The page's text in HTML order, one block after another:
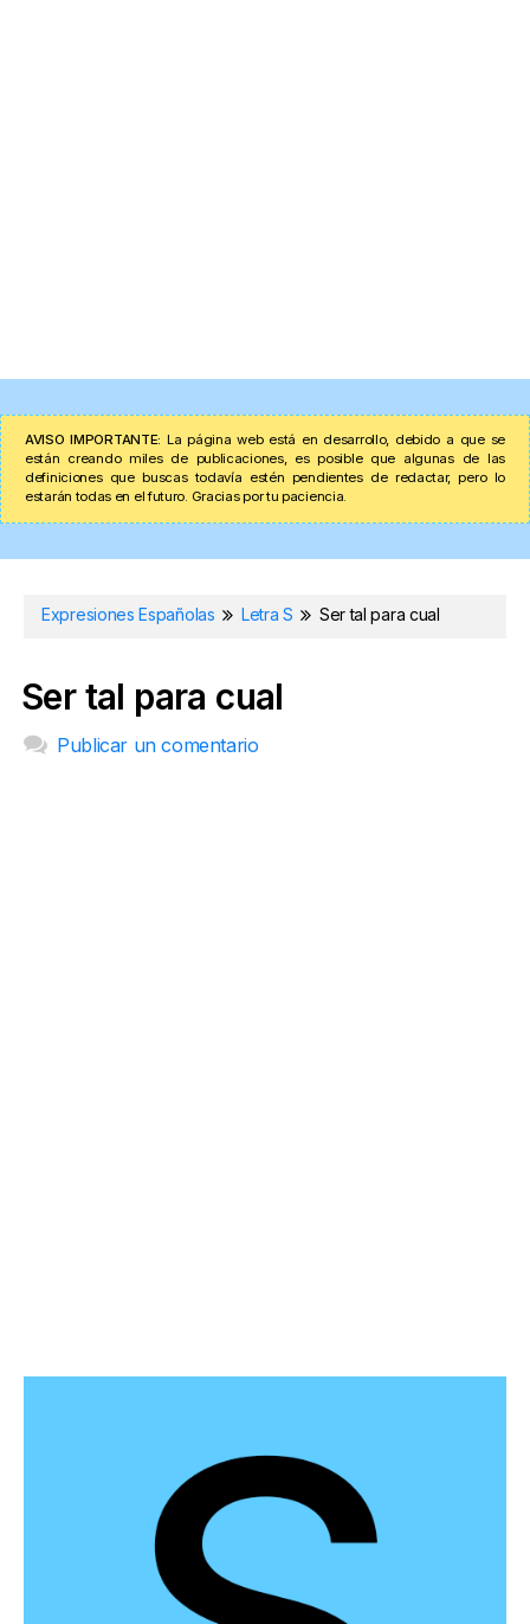
AVISO IMPORTANTE: La página web está en desarrollo, debido a que se
están creando miles de publicaciones, es posible que algunas de las
definiciones que buscas todavía estén pendientes de redactar, pero lo
estarán todas en el futuro. Gracias por tu paciencia.
Expresiones Españolas Letra S Ser tal para cual
Ser tal para cual
Publicar un comentario